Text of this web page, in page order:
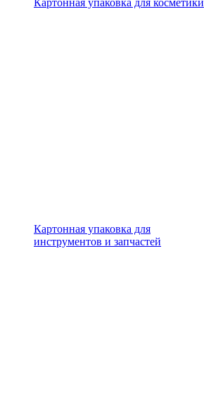
Картонная упаковка для
инструментов и запчастей